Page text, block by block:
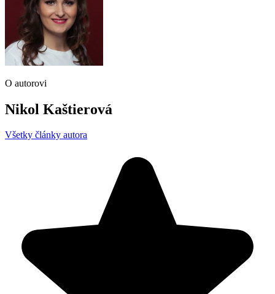
O autorovi
Nikol Kaštierová
Všetky články autora